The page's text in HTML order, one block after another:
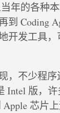
年的各种本
到 Coding
开发工具
，不少程
Intel 版，
Apple 芯